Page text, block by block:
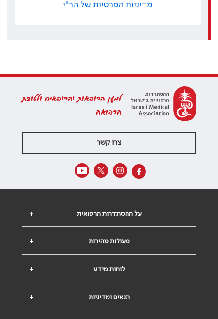
מדיניות הפרטיות של הר"י
למען הרופאות והרופאים ולטובת
הרפואה
צרו קשר
+ על ההסתדרות הרפואית
+ פעולות מהירות
+ לוחות מידע
+ תנאים ומדיניות